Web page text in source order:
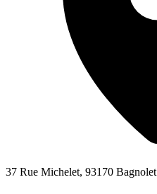
37 Rue Michelet, 93170 Bagnolet